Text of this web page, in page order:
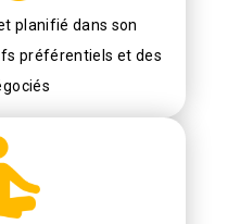
planifié dans son
préférentiels et des